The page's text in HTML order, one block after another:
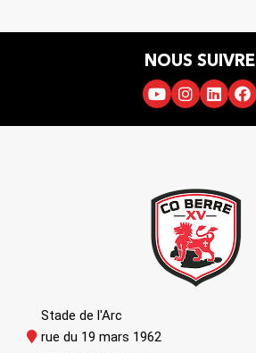
NOUS SUIVRE
Stade de l'Arc
rue du 19 mars 1962